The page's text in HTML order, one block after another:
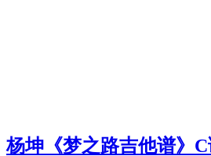
杨坤《梦之路吉他谱》